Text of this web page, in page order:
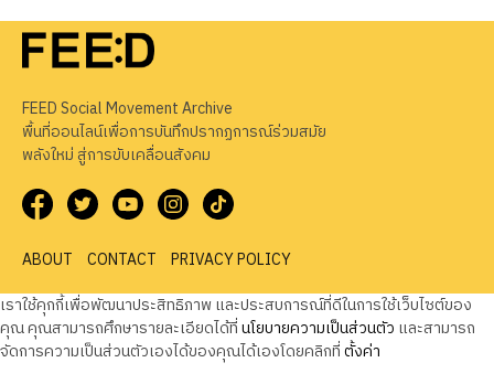
FEED Social Movement Archive
พื้นที่ออนไลน์เพื่อการบันทึกปรากฏการณ์ร่วมสมัย
พลังใหม่ สู่การขับเคลื่อนสังคม
ABOUT CONTACT
PRIVACY POLICY
เราใช้คุกกี้เพื่อพัฒนาประสิทธิภาพ และประสบการณ์ที่ดีในการใช้เว็บไซต์ของ
คุณ คุณสามารถศึกษารายละเอียดได้ที่นโยบายความเป็นส่วนตัว และสามารถ
จัดการความเป็นส่วนตัวเองได้ของคุณได้เองโดยคลิกที่ตั้งค่า